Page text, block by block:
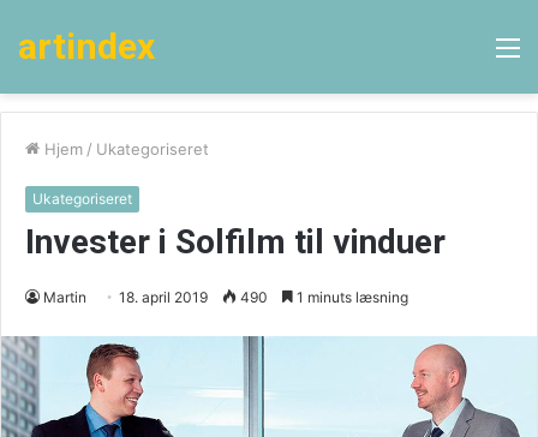
artindex
Hjem / Ukategoriseret
Ukategoriseret
Invester i Solfilm til vinduer
Martin 18. april 2019 490 1 minuts læsning